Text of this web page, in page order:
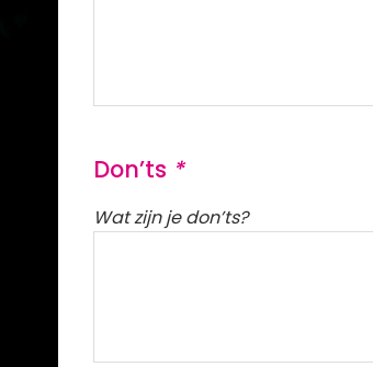
Don’ts *
Wat zijn je don’ts?